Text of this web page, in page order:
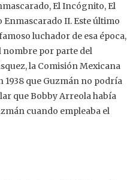
El Incógnito, El
II. Este último
luchador de esa época,
nombre por parte del
la Comisión Mexicana
1938 que Guzmán no podría
que Bobby Arreola había
cuando empleaba el